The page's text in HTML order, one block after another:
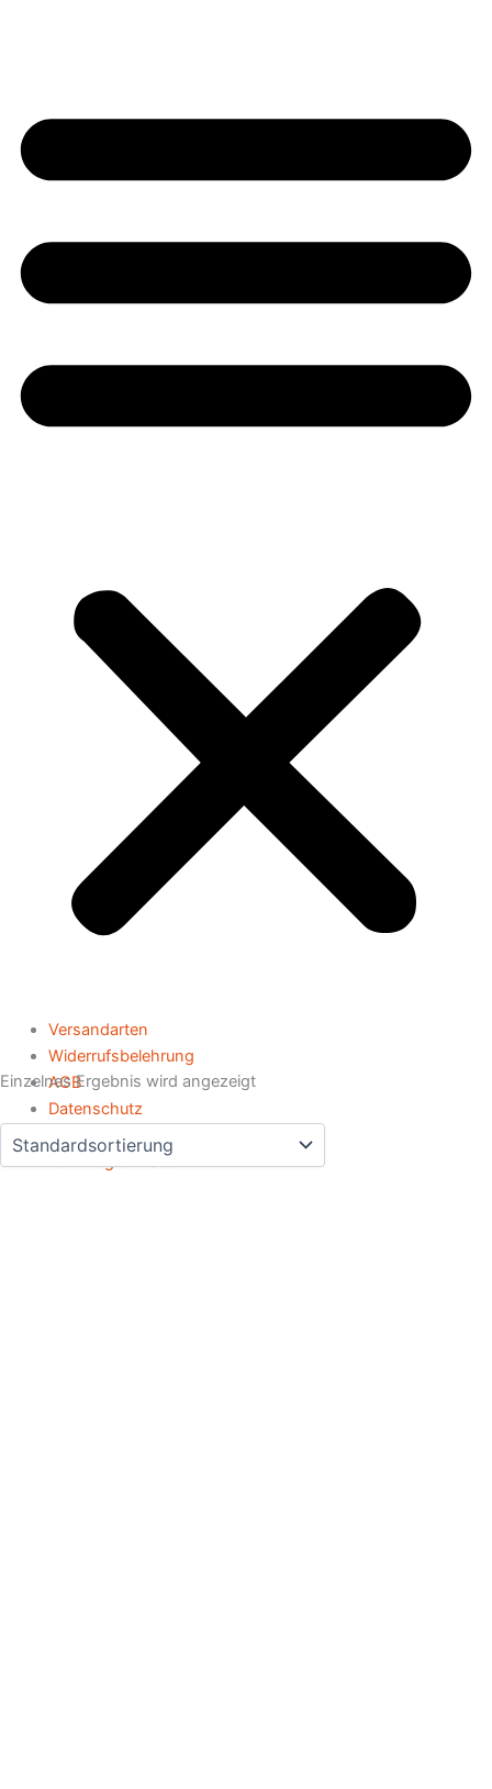
Einzelnes Ergebnis wird angezeigt
Versandarten
Widerrufsbelehrung
AGB
Datenschutz
Impressum
Zahlmöglichkeiten